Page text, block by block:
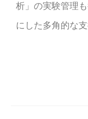
析」の実験管理
にした多角的な支